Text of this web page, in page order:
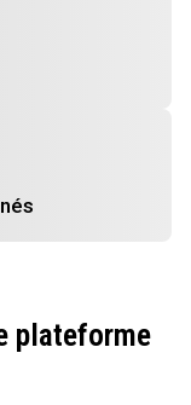
plateforme